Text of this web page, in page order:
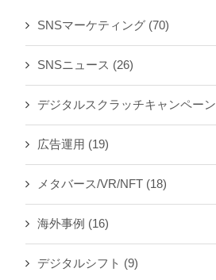
SNSマーケティング (70)
SNSニュース (26)
デジタルスクラッチキャンペーン
広告運用 (19)
メタバース/VR/NFT (18)
海外事例 (16)
デジタルシフト (9)